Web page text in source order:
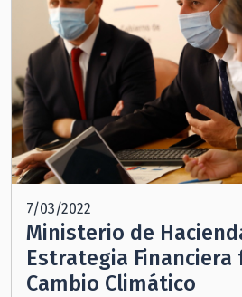
7/03/2022
Ministerio de
Estrategia
Cambio Climático